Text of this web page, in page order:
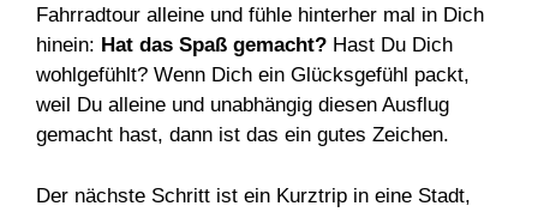
Fahrradtour alleine und fühle hinterher mal in Dich
hinein: Hat das Spaß gemacht? Hast Du Dich
wohlgefühlt? Wenn Dich ein Glücksgefühl packt,
weil Du alleine und unabhängig diesen Ausflug
gemacht hast, dann ist das ein gutes Zeichen.
Der nächste Schritt ist ein Kurztrip in eine Stadt,